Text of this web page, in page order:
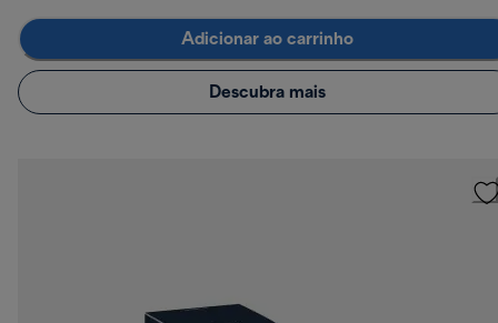
Adicionar ao carrinho
Descubra mais